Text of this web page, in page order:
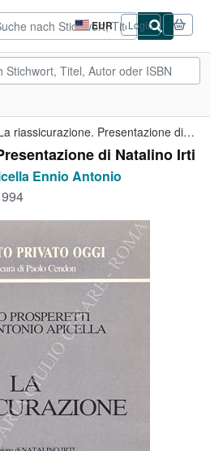
EUR
Seite
der
Einkaufseinstellungen.
Login
La riassicurazione. Presentazione di Natalino Irti
di Natalino Irti
Ennio Antonio